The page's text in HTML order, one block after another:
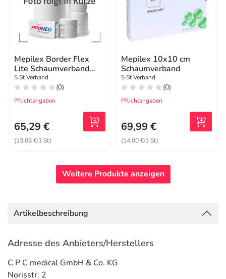
Mepilex Border Flex
Lite Schaumverband
5x12,5 cm
5 St Verband
(0)
Pflichtangaben
65,29 €
(13,06 €/1 St)
Mepilex 10x10 cm
Schaumverband
5 St Verband
(0)
Pflichtangaben
69,99 €
(14,00 €/1 St)
Weitere Produkte anzeigen
Artikelbeschreibung
Adresse des Anbieters/Herstellers
C P C medical GmbH & Co. KG
Norisstr. 2